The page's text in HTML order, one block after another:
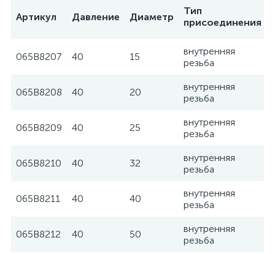
Артикул Давление Диаметр
Тип
присоединения
065B8207 40 15
внутренняя
резьба
065B8208 40 20
внутренняя
резьба
065B8209 40 25
внутренняя
резьба
065B8210 40 32
внутренняя
резьба
065B8211 40 40
внутренняя
резьба
065B8212 40 50
внутренняя
резьба